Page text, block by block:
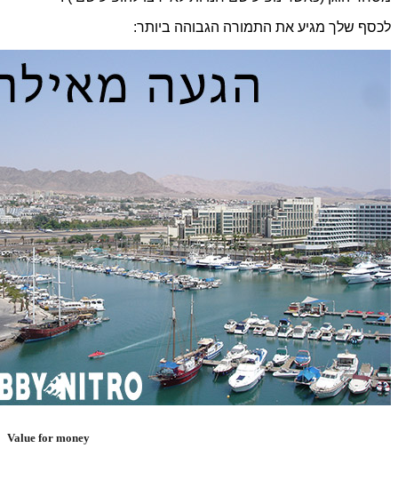
לכסף שלך מגיע את התמורה הגבוהה ביותר:
Value for money